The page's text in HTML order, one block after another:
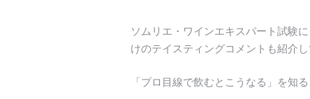
ソムリエ・ワインエキスパート試験
けのテイスティングコメントも紹介し
「プロ目線で飲むとこうなる」を知